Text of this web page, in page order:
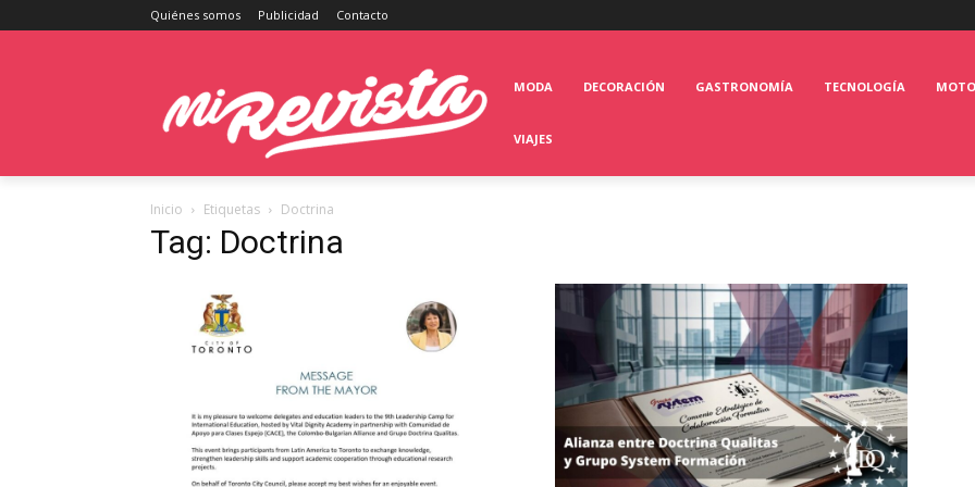
Quiénes somos Publicidad Contacto
MODA DECORACIÓN GASTRONOMÍA TECNOLOGÍA
VIAJES
Inicio Etiquetas Doctrina
Tag: Doctrina